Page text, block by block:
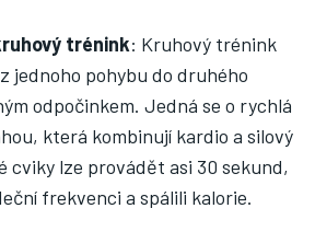
trénink: Kruhový trénink
jednoho pohybu do druhého
odpočinkem. Jedná se o rychlá
která kombinují kardio a silový
lze provádět asi 30 sekund,
frekvenci a spálili kalorie.